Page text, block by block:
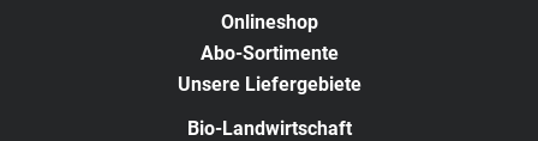
Onlineshop
Abo-Sortimente
Unsere Liefergebiete
Bio-Landwirtschaft